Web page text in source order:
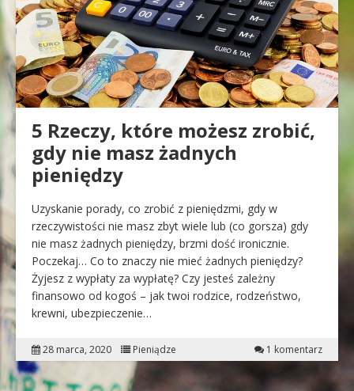
5 Rzeczy, które możesz zrobić,
gdy nie masz żadnych
pieniędzy
Uzyskanie porady, co zrobić z pieniędzmi, gdy w
rzeczywistości nie masz zbyt wiele lub (co gorsza) gdy
nie masz żadnych pieniędzy, brzmi dość ironicznie.
Poczekaj… Co to znaczy nie mieć żadnych pieniędzy?
Żyjesz z wypłaty za wypłatę? Czy jesteś zależny
finansowo od kogoś – jak twoi rodzice, rodzeństwo,
krewni, ubezpieczenie…
28 marca, 2020 Pieniądze 1 komentarz